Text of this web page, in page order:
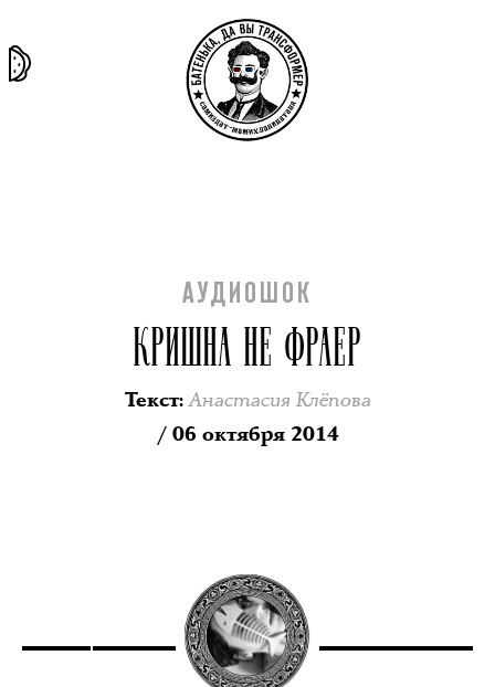
АУДИОШОК
КРИШНА НЕ ФРАЕР
Текст:Анастасия Клёпова
/ 06 октября 2014